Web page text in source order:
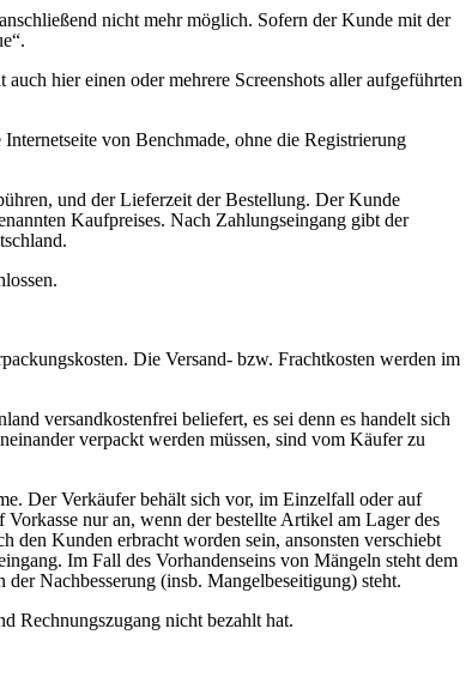
nicht mehr möglich. Sofern der Kunde mit der
hier einen oder mehrere Screenshots aller aufgeführten
von Benchmade, ohne die Registrierung
und der Lieferzeit der Bestellung. Der Kunde
Kaufpreises. Nach Zahlungseingang gibt der
Die Versand- bzw. Frachtkosten werden im
versandkostenfrei beliefert, es sei denn es handelt sich
verpackt werden müssen, sind vom Käufer zu
Der Verkäufer behält sich vor, im Einzelfall oder auf
nur an, wenn der bestellte Artikel am Lager des
den Kunden erbracht worden sein, ansonsten verschiebt
Im Fall des Vorhandenseins von Mängeln steht dem
Nachbesserung (insb. Mangelbeseitigung) steht.
Rechnungszugang nicht bezahlt hat.